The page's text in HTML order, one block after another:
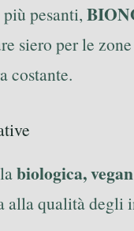
pesanti,
siero per le
costante.
biologica,
alla qualità degli